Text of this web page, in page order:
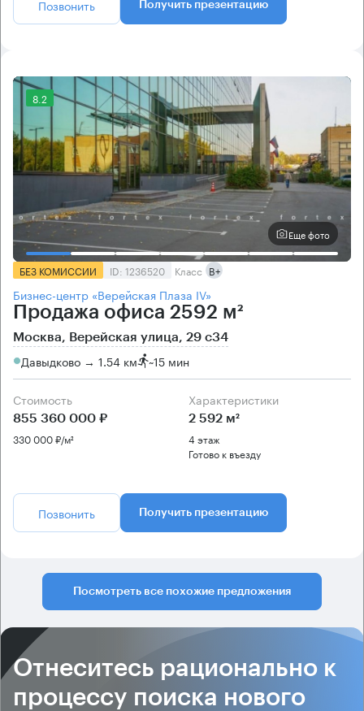
Позвонить Получить презентацию
8.2
Еще фото
БЕЗ КОМИССИИ ID: 1236520 Класс B+
Бизнес-центр «Верейская Плаза IV»
Продажа офиса 2592 м²
Москва, Верейская улица, 29 с34
Давыдково → 1.54 км ~15 мин
Стоимость
855 360 000 ₽
330 000 ₽/м²
Характеристики
2 592 м²
4 этаж
Готово к въезду
Позвонить Получить презентацию
Посмотреть все похожие предложения
Отнеситесь рационально к
процессу поиска нового